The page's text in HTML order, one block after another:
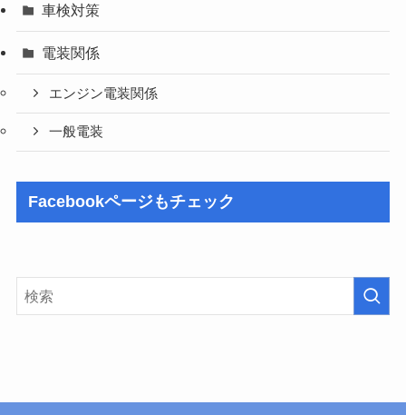
車検対策
電装関係
エンジン電装関係
一般電装
Facebookページもチェック